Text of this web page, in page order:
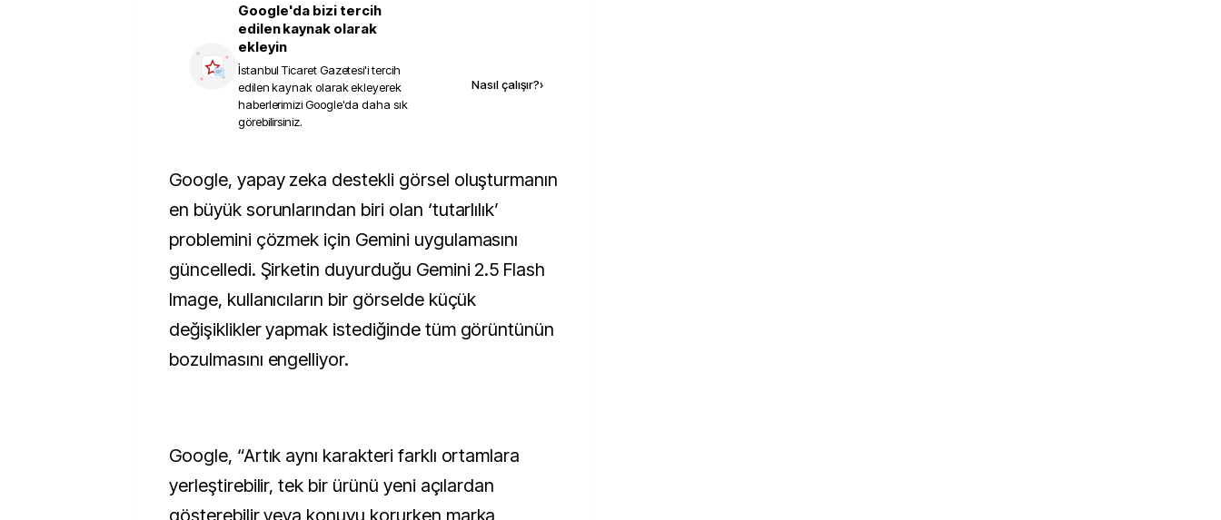
Google'da bizi tercih
edilen kaynak olarak
ekleyin
İstanbul Ticaret Gazetesi'i tercih
edilen kaynak olarak ekleyerek
haberlerimizi Google'da daha sık
görebilirsiniz.
Nasıl çalışır?›
Google, yapay zeka destekli görsel oluşturmanın
en büyük sorunlarından biri olan ‘tutarlılık’
problemini çözmek için Gemini uygulamasını
güncelledi. Şirketin duyurduğu Gemini 2.5 Flash
Image, kullanıcıların bir görselde küçük
değişiklikler yapmak istediğinde tüm görüntünün
bozulmasını engelliyor.
Google, “Artık aynı karakteri farklı ortamlara
yerleştirebilir, tek bir ürünü yeni açılardan
gösterebilir veya konuyu korurken marka